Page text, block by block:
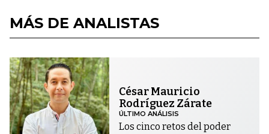
MÁS DE ANALISTAS
César Mauricio
Rodríguez Zárate
ÚLTIMO ANÁLISIS
Los cinco retos del poder